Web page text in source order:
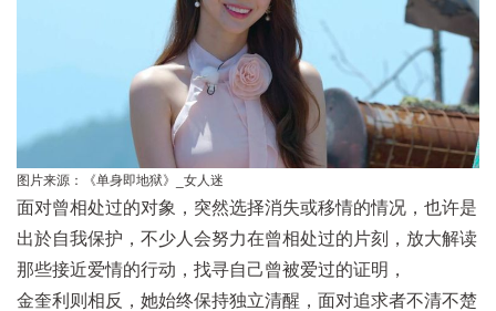
图片来源：《单身即地狱》_女人迷
面对曾相处过的对象，突然选择消失或移情的情况，也许是
出於自我保护，不少人会努力在曾相处过的片刻，放大解读
那些接近爱情的行动，找寻自己曾被爱过的证明，
金奎利则相反，她始终保持独立清醒，面对追求者不清不楚